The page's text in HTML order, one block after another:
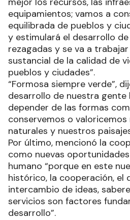
equipamientos; vamos a
equilibrada de pueblos y
y estimulará el desarrollo
rezagadas y se va a
sustancial de la calidad de
pueblos y ciudades”.
“Formosa siempre verde”,
desarrollo de nuestra gente
depender de las formas
conservemos o
naturales y nuestros
Por último, mencionó la
como nuevas
humano “porque en este
histórico, la cooperación, el
intercambio de ideas,
servicios son factores
desarrollo”.